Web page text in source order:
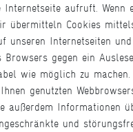
aufruft. Wenn
übermitteln Cookies
unseren Internetseiten
gegen ein
wie möglich zu
genutzten
außerdem Informationen
und